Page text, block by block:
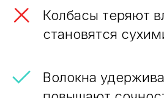
Колбасы теряют
становятся
Волокна